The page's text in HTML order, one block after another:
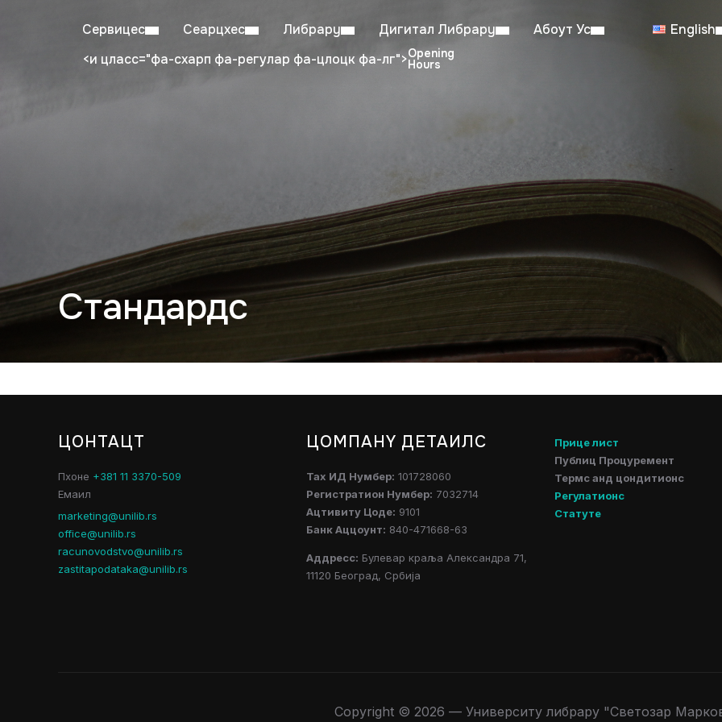
Сервицес Сеарцхес Либрарy Дигитал Либрарy Абоут Ус
English
<и цласс="фа-схарп фа-регулар фа-цлоцк фа-лг">
Стандардс
ЦОНТАЦТ
Пхоне +381 11 3370-509
Емаил
marketing@unilib.rs
office@unilib.rs
racunovodstvo@unilib.rs
zastitapodataka@unilib.rs
ЦОМПАНY ДЕТАИЛС
Таx ИД Нумбер: 101728060
Регистратион Нумбер: 7032714
Ацтивитy Цоде: 9101
Банк Аццоунт: 840-471668-63
Аддресс: Булевар краља Александра 71,
11120 Београд, Србија
Прице лист
Публиц Процуремент
Термс анд цондитионс
Регулатионс
Статуте
Copyright © 2026 — Университy либрарy "Светозар